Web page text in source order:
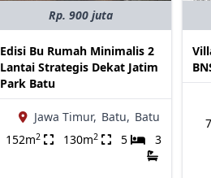
Rp. 900 juta
Edisi Bu Rumah Minimalis 2
Lantai Strategis Dekat Jatim
Park Batu
Jawa Timur, Batu, Batu
152m2 130m2 5 3